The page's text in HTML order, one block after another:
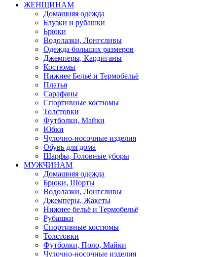
ЖЕНЩИНАМ
Домашняя одежда
Блузки и рубашки
Брюки
Водолазки, Лонгсливы
Одежда больших размеров
Джемперы, Кардиганы
Костюмы
Нижнее Бельё и Термобельё
Платья
Сарафаны
Спортивные костюмы
Толстовки
Футболки, Майки
Юбки
Чулочно-носочные изделия
Обувь для дома
Шарфы, Головные уборы
МУЖЧИНАМ
Домашняя одежда
Брюки, Шорты
Водолазки, Лонгсливы
Джемперы, Жакеты
Нижнее бельё и Термобельё
Рубашки
Спортивные костюмы
Толстовки
Футболки, Поло, Майки
Чулочно-носочные изделия